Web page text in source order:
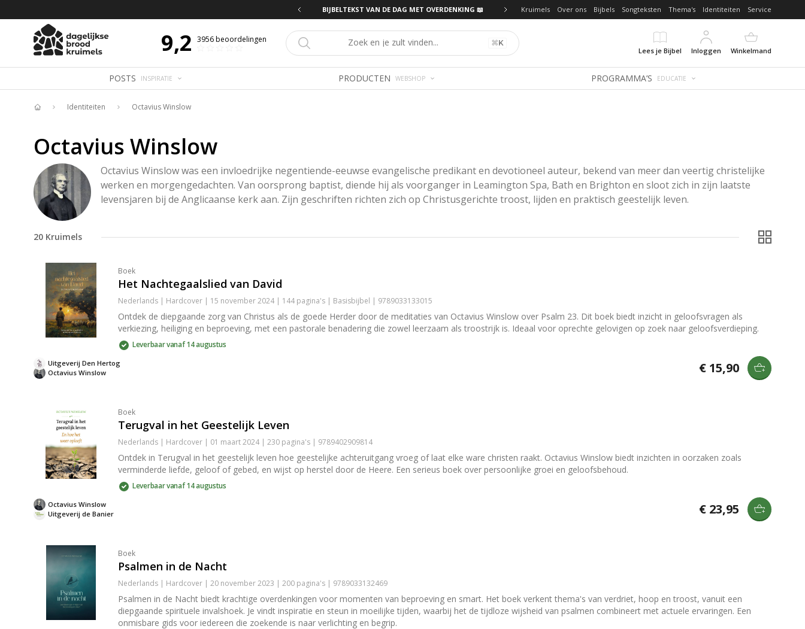
BIJBELTEKST VAN DE DAG MET OVERDENKING 📖 Kruimels Over ons Bijbels Songteksten Thema's Identiteiten Service
9,2 3956beoordelingen ⌘K
Lees je Bijbel
Inloggen Winkelmand
POSTS INSPIRATIE PRODUCTEN WEBSHOP PROGRAMMA’S EDUCATIE
Identiteiten Octavius Winslow
Octavius Winslow
Octavius Winslow was een invloedrijke negentiende-eeuwse evangelische predikant en devotioneel auteur, bekend van meer dan veertig christelijke
werken en morgengedachten. Van oorsprong baptist, diende hij als voorganger in Leamington Spa, Bath en Brighton en sloot zich in zijn laatste
levensjaren bij de Anglicaanse kerk aan. Zijn geschriften richten zich op Christusgerichte troost, lijden en praktisch geestelijk leven.
20 Kruimels
Boek
Het Nachtegaalslied van David
Nederlands | Hardcover | 15 november 2024 | 144 pagina's | Basisbijbel | 9789033133015
Ontdek de diepgaande zorg van Christus als de goede Herder door de meditaties van Octavius Winslow over Psalm 23. Dit boek biedt inzicht in geloofsvragen als
verkiezing, heiliging en beproeving, met een pastorale benadering die zowel leerzaam als troostrijk is. Ideaal voor oprechte gelovigen op zoek naar geloofsverdieping.
Leverbaar vanaf 14 augustus
Octavius Winslow
Uitgeverij Den Hertog € 15,90
Boek
Terugval in het Geestelijk Leven
Nederlands | Hardcover | 01 maart 2024 | 230 pagina's | 9789402909814
Ontdek in Terugval in het geestelijk leven hoe geestelijke achteruitgang vroeg of laat elke ware christen raakt. Octavius Winslow biedt inzichten in oorzaken zoals
verminderde liefde, geloof of gebed, en wijst op herstel door de Heere. Een serieus boek over persoonlijke groei en geloofsbehoud.
Leverbaar vanaf 14 augustus
Uitgeverij de Banier
Octavius Winslow € 23,95
Boek
Psalmen in de Nacht
Nederlands | Hardcover | 20 november 2023 | 200 pagina's | 9789033132469
Psalmen in de Nacht biedt krachtige overdenkingen voor momenten van beproeving en smart. Het boek verkent thema's van verdriet, hoop en troost, vanuit een
diepgaande spirituele invalshoek. Je vindt inspiratie en steun in moeilijke tijden, waarbij het de tijdloze wijsheid van psalmen combineert met actuele ervaringen. Een
onmisbare gids voor iedereen die zoekende is naar verlichting en begrip.